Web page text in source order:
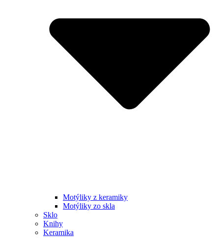
Motýliky z keramiky
Motýliky zo skla
Sklo
Knihy
Keramika